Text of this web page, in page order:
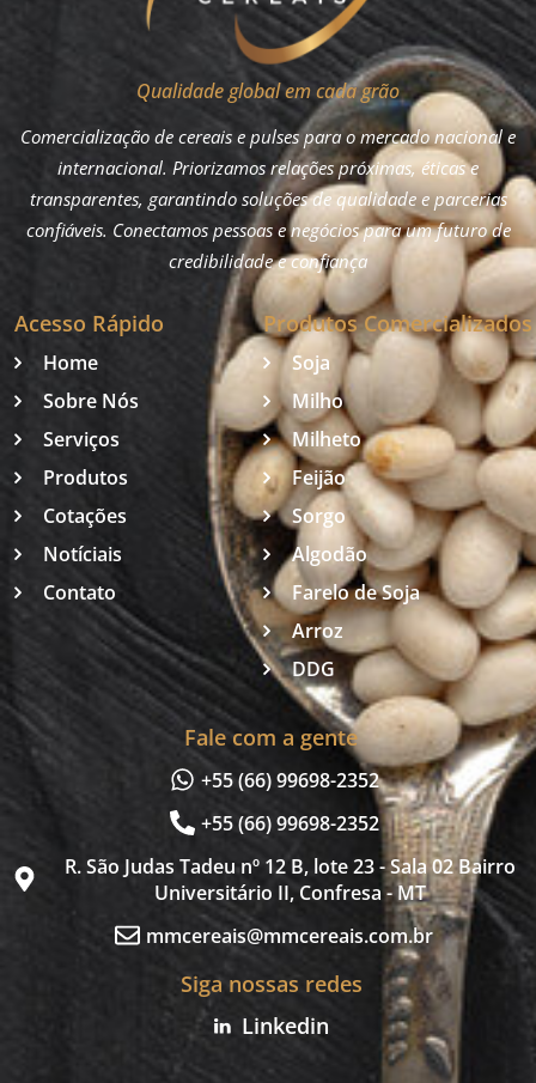
Qualidade global em cada grão
Comercialização de cereais e pulses para o mercado nacional e
internacional. Priorizamos relações próximas, éticas e
transparentes, garantindo soluções de qualidade e parcerias
confiáveis. Conectamos pessoas e negócios para um futuro de
credibilidade e confiança
Acesso Rápido
Home
Sobre Nós
Serviços
Produtos
Cotações
Notíciais
Contato
Produtos Comercializados
Soja
Milho
Milheto
Feijão
Sorgo
Algodão
Farelo de Soja
Arroz
DDG
Fale com a gente
+55 (66) 99698-2352
+55 (66) 99698-2352
R. São Judas Tadeu nº 12 B, lote 23 - Sala 02 Bairro
Universitário II, Confresa - MT
mmcereais@mmcereais.com.br
Siga nossas redes
Linkedin